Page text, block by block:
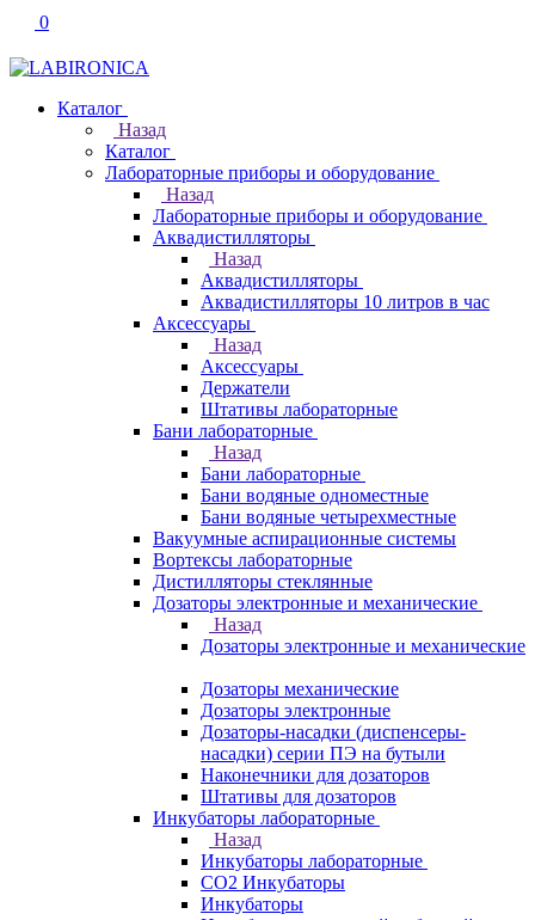
0
Каталог
Назад
Каталог
Лабораторные приборы и оборудование
Назад
Лабораторные приборы и оборудование
Аквадистилляторы
Назад
Аквадистилляторы
Аквадистилляторы 10 литров в час
Аксессуары
Назад
Аксессуары
Держатели
Штативы лабораторные
Бани лабораторные
Назад
Бани лабораторные
Бани водяные одноместные
Бани водяные четырехместные
Вакуумные аспирационные системы
Вортексы лабораторные
Дистилляторы стеклянные
Дозаторы электронные и механические
Назад
Дозаторы электронные и механические
Дозаторы механические
Дозаторы электронные
Дозаторы-насадки (диспенсеры-
насадки) серии ПЭ на бутыли
Наконечники для дозаторов
Штативы для дозаторов
Инкубаторы лабораторные
Назад
Инкубаторы лабораторные
CO2 Инкубаторы
Инкубаторы